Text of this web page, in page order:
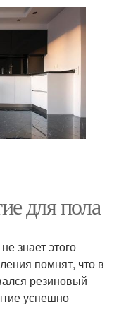
для пола
знает этого
помнят, что в
резиновый
успешно